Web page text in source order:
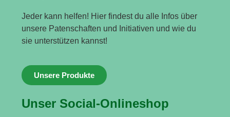
Jeder kann helfen! Hier findest du alle Infos über
unsere Patenschaften und Initiativen und wie du
sie unterstützen kannst!
Unsere Produkte
Unser Social-Onlineshop